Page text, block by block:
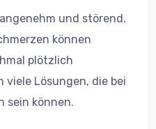
und störend.
können
plötzlich
Lösungen, die bei
sein können.